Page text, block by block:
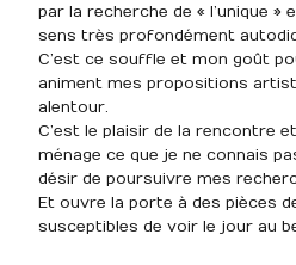
par la recherche de « l’unique »
sens très profondément
C’est ce souffle et mon goût
animent mes propositions
alentour.
C’est le plaisir de la rencontre
ménage ce que je ne connais
désir de poursuivre mes
Et ouvre la porte à des pièces
susceptibles de voir le jour au